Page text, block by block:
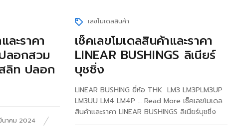
ละราคา
ลอกสวม
ลิท ปลอก
นาคม 2024
เลขโมเดลสินค้า
เช็คเลขโมเดลสินค้าและราคา
LINEAR BUSHINGS ลิเนียร์
บุชชิ่ง
LINEAR BUSHING ยี่ห้อ THK LM3 LM3PLM3UP
LM3UU LM4 LM4P … Read More เช็คเลขโมเดล
สินค้าและราคา LINEAR BUSHINGS ลิเนียร์บุชชิ่ง